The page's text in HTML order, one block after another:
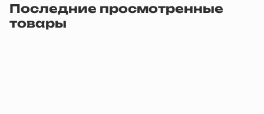
Последние просмотренные
товары